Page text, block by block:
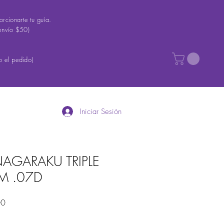
tu guía.
$50)
el pedido)
Iniciar Sesión
TRIPLE
.07D
Precio